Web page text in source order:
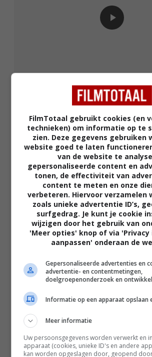
The Uprising
FilmTotaal gebruikt cookies (en
technieken) om informatie op te
zien. Deze gegevens gebruiken
website goed te laten
van de website te
gepersonaliseerde content en
tonen, de effectiviteit van
content te meten en onze
verbeteren. Hiervoor verzamelen
zoals unieke advertentie ID’s,
surfgedrag. Je kunt je cookie
wijzigen door het gebruik van
'Meer opties' knop of via
aanpassen' onderaan de
Gepersonaliseerde advertenties en
advertentie- en contentmetingen,
doelgroepenonderzoek en
Informatie op een apparaat opslaan
Meer informatie
Uw persoonsgegevens worden verwerkt en
apparaat (cookies, unieke ID's en andere
kan worden opgeslagen door, geopend